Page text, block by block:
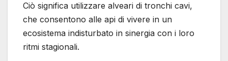
Ciò significa utilizzare alveari di tronchi cavi,
che consentono alle api di vivere in un
ecosistema indisturbato in sinergia con i loro
ritmi stagionali.